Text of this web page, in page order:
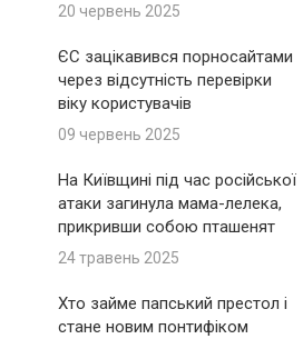
20 червень 2025
ЄС зацікавився порносайтами
через відсутність перевірки
віку користувачів
09 червень 2025
На Київщині під час російської
атаки загинула мама-лелека,
прикривши собою пташенят
24 травень 2025
Хто займе папський престол і
стане новим понтифіком